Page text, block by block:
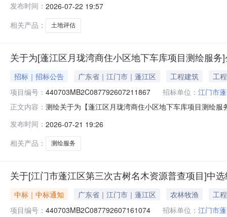
划拨国有土地使用权补办出让事项的土地估价报告（蓬
440703MB2C0877926072
发布时间： 2026-07-22 19:57
相关产品：
土地评估
关于为[蓬江区月珑湾商住小区地下车库项目测绘服
招标｜招标公告 广东省｜江门市｜蓬江区 工程建筑
工程
项目编号： 440703MB2C087792607211867 招标单位： 江门市
正文内容： 测绘关于为【蓬江区月珑湾商住小区地下车库项目测绘
项目采购）投资审批项目否采购项目编码
发布时间： 2026-07-21 19:26
相关产品：
测绘服务
关于[江门市蓬江区第三次古树名木资源普查项目]中
中标｜中标通知 广东省｜江门市｜蓬江区 农林牧渔
工程
项目编号： 440703MB2C087792607161074 招标单位： 江门市